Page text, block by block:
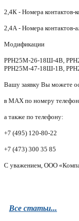
2,4К - Номера контактов-
2,4А - Номера контактов-
Модификации
РРН25М-26-18Ш-4В,
РРН25М-47-18Ш-1В,
Вашу заявку Вы можете
в MAX по номеру
а также по телефону:
+7 (495) 120-80-22
+7 (473) 300 35 85
С уважением, ООО
Все статьи...